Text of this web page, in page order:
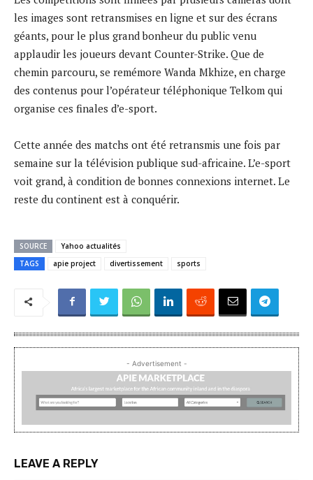
les images sont retransmises en ligne et sur des écrans
géants, pour le plus grand bonheur du public venu
applaudir les joueurs devant Counter-Strike. Que de
chemin parcouru, se remémore Wanda Mkhize, en charge
des contenus pour l’opérateur téléphonique Telkom qui
organise ces finales d’e-sport.
Cette année des matchs ont été retransmis une fois par
semaine sur la télévision publique sud-africaine. L’e-sport
voit grand, à condition de bonnes connexions internet. Le
reste du continent est à conquérir.
SOURCE
Yahoo actualités
TAGS
apie project divertissement sports
- Advertisement -
LEAVE A REPLY